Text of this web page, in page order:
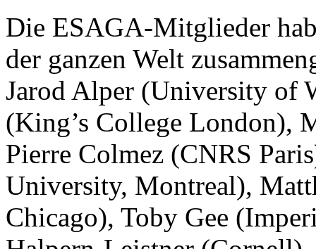
Die ESAGA-Mitglieder
der ganzen Welt
Jarod Alper (University of
(King’s College London),
Pierre Colmez (CNRS
University, Montreal),
Chicago), Toby Gee